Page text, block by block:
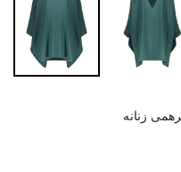
زنانه